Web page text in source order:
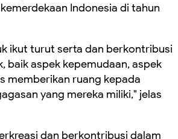
Indonesia di tahun
ikut turut serta dan berkontribusi
baik aspek kepemudaan, aspek
memberikan ruang kepada
yang mereka miliki," jelas
dan berkontribusi dalam